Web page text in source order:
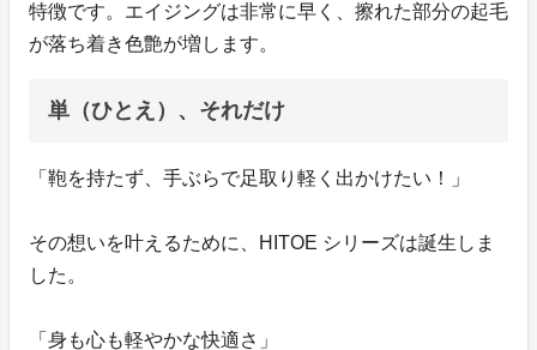
特徴です。エイジングは非常に早く、擦れた部分の起毛
が落ち着き色艶が増します。
単（ひとえ）、それだけ
「鞄を持たず、手ぶらで足取り軽く出かけたい！」
その想いを叶えるために、HITOE シリーズは誕生しま
した。
「身も心も軽やかな快適さ」